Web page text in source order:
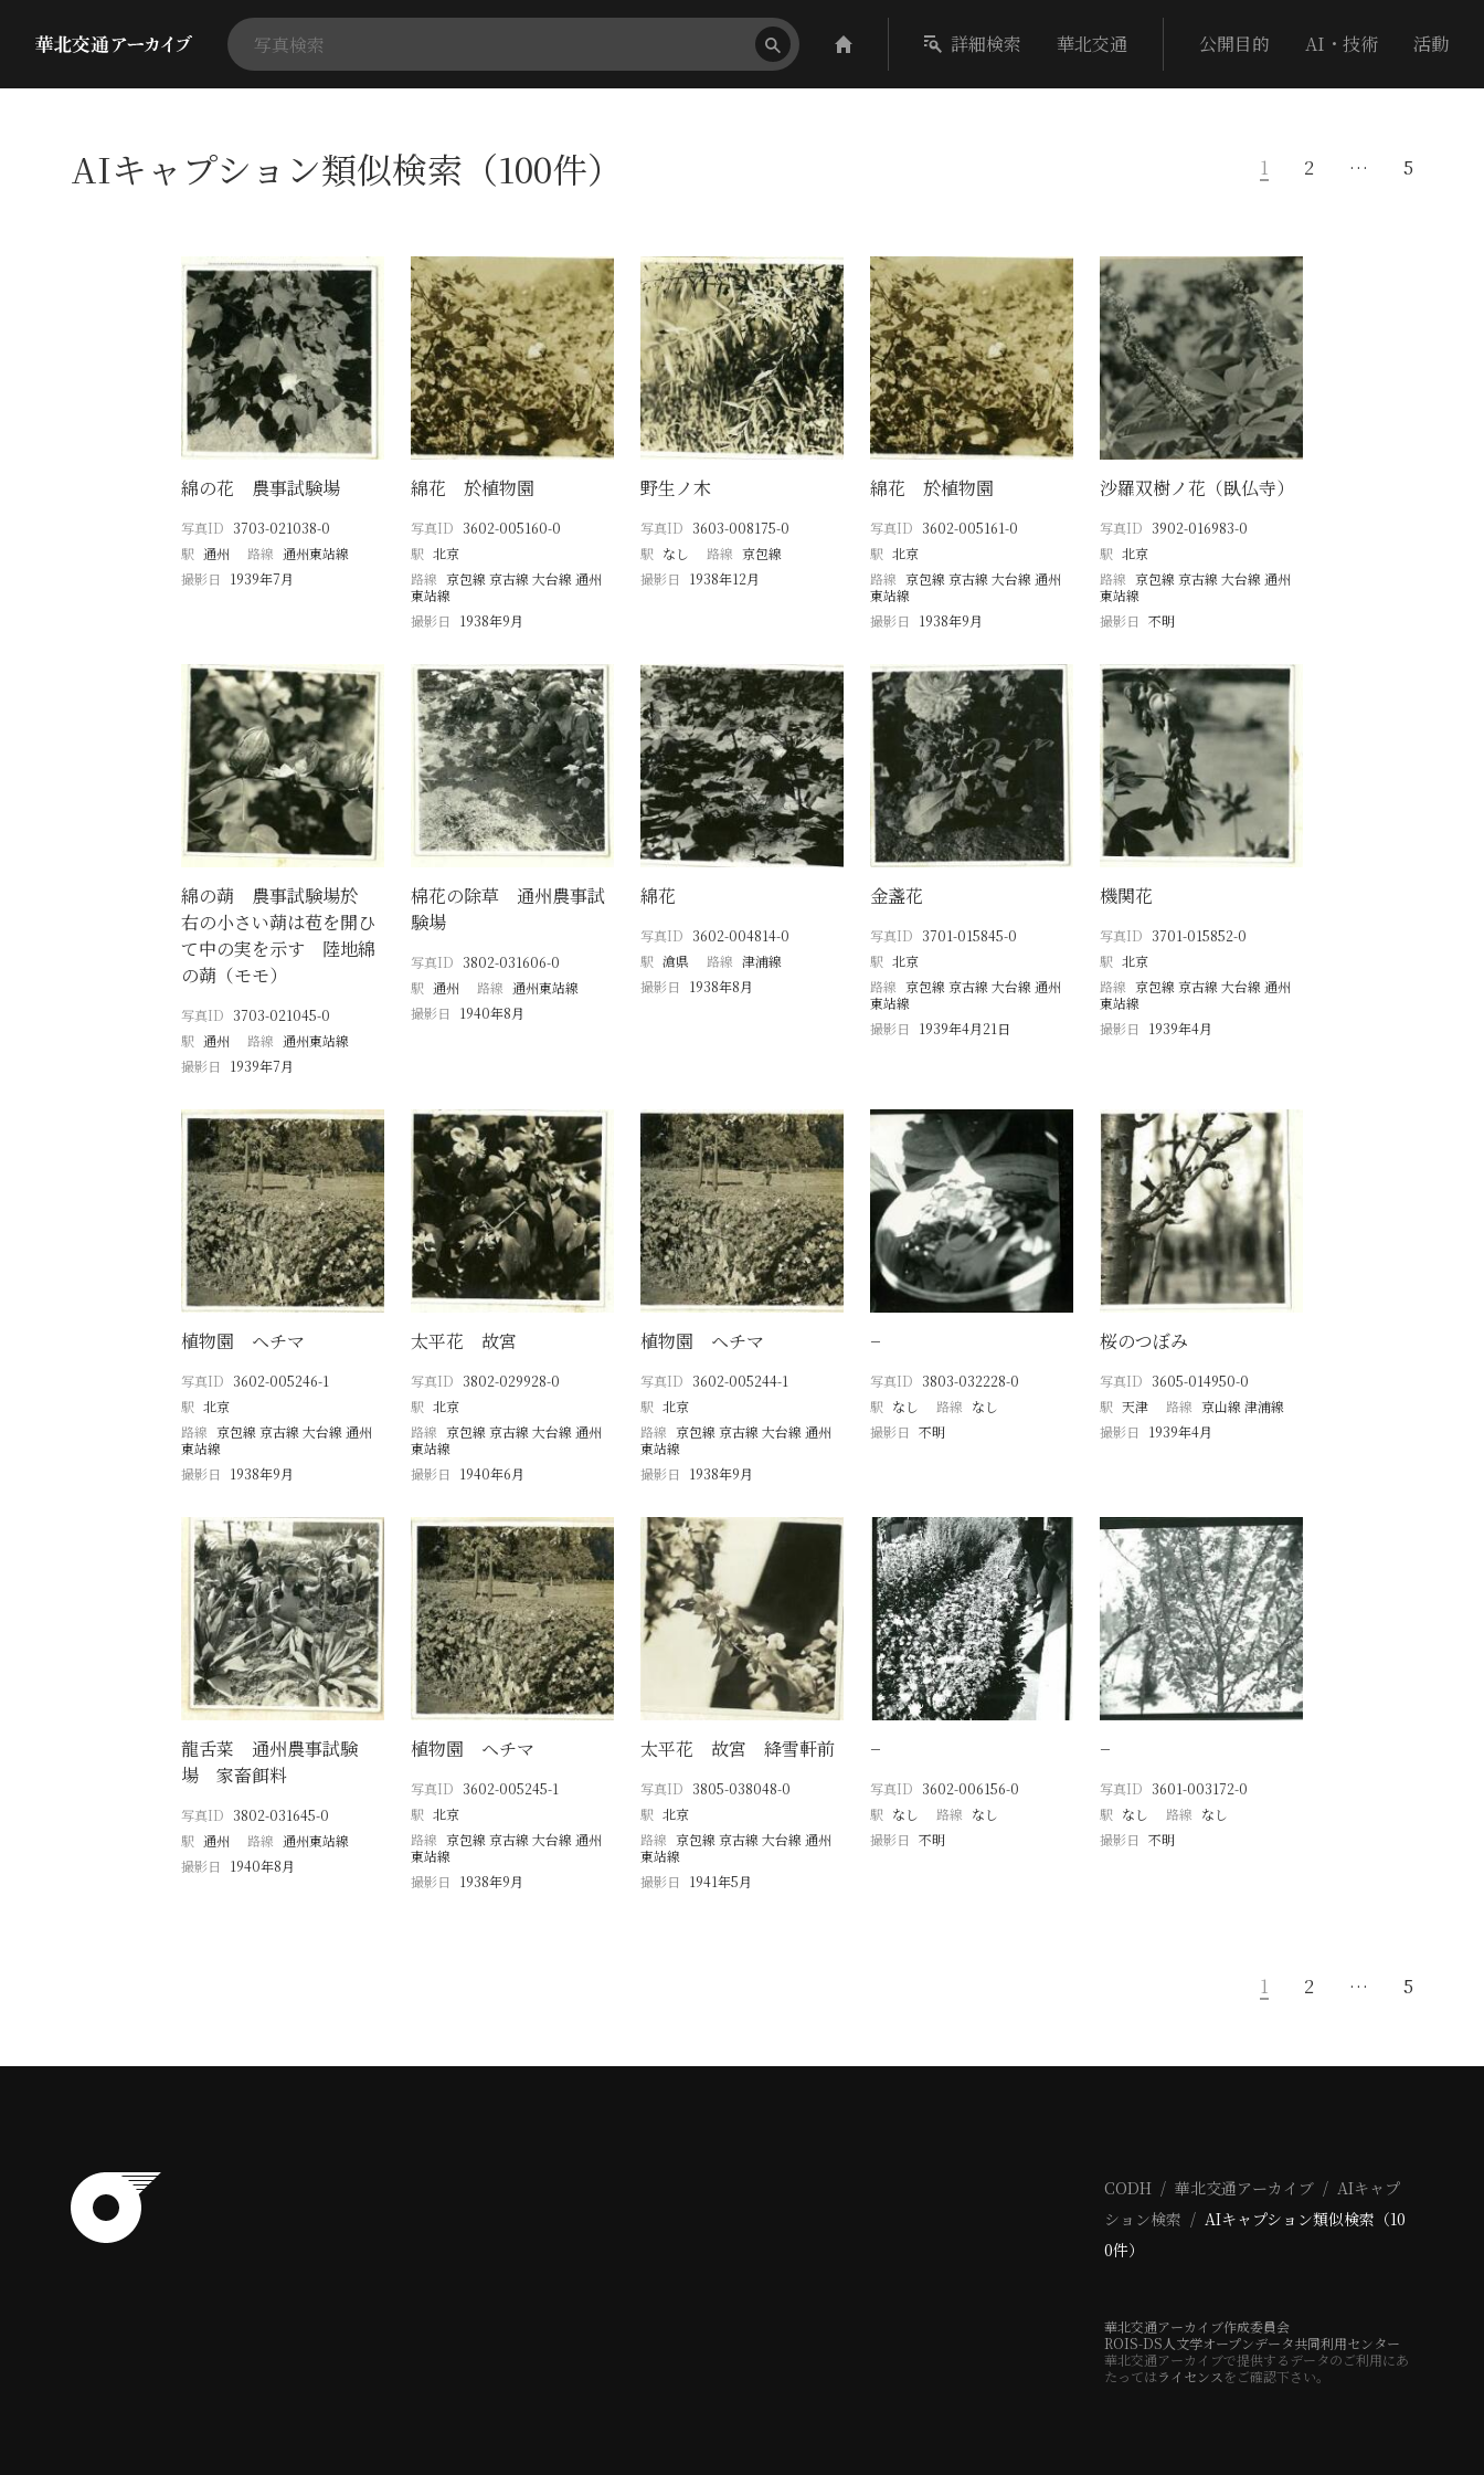
詳細検索 華北交通 公開目的 AI・技術 活動
AIキャプション類似検索（100件） 1 2 … 5
綿の花 農事試験場
写真ID 3703-021038-0
駅 通州 路線 通州東站線
撮影日
1939年7月
綿花 於植物園
写真ID 3602-005160-0
駅 北京
路線 京包線 京古線 大台線 通州
東站線
撮影日
1938年9月
野生ノ木
写真ID 3603-008175-0
駅 なし 路線 京包線
撮影日
1938年12月
綿花 於植物園
写真ID 3602-005161-0
駅 北京
路線 京包線 京古線 大台線 通州
東站線
撮影日
1938年9月
沙羅双樹ノ花（臥仏寺）
写真ID 3902-016983-0
駅 北京
路線 京包線 京古線 大台線 通州
東站線
撮影日 不明
綿の蒴 農事試験場於
右の小さい蒴は苞を開ひ
て中の実を示す 陸地綿
の蒴（モモ）
写真ID 3703-021045-0
駅 通州 路線 通州東站線
撮影日
1939年7月
棉花の除草 通州農事試
験場
写真ID 3802-031606-0
駅 通州 路線 通州東站線
撮影日
1940年8月
綿花
写真ID 3602-004814-0
駅 滄県 路線 津浦線
撮影日
1938年8月
金盞花
写真ID 3701-015845-0
駅 北京
路線 京包線 京古線 大台線 通州
東站線
撮影日
1939年4月21日
機関花
写真ID 3701-015852-0
駅 北京
路線 京包線 京古線 大台線 通州
東站線
撮影日
1939年4月
植物園 ヘチマ
写真ID 3602-005246-1
駅 北京
路線 京包線 京古線 大台線 通州
東站線
撮影日
1938年9月
太平花 故宮
写真ID 3802-029928-0
駅 北京
路線 京包線 京古線 大台線 通州
東站線
撮影日
1940年6月
植物園 ヘチマ
写真ID 3602-005244-1
駅 北京
路線 京包線 京古線 大台線 通州
東站線
撮影日
1938年9月
−
写真ID 3803-032228-0
駅 なし 路線 なし
撮影日 不明
桜のつぼみ
写真ID 3605-014950-0
駅 天津 路線 京山線 津浦線
撮影日
1939年4月
龍舌菜 通州農事試験
場 家畜餌料
写真ID 3802-031645-0
駅 通州 路線 通州東站線
撮影日
1940年8月
植物園 ヘチマ
写真ID 3602-005245-1
駅 北京
路線 京包線 京古線 大台線 通州
東站線
撮影日
1938年9月
太平花 故宮 絳雪軒前
写真ID 3805-038048-0
駅 北京
路線 京包線 京古線 大台線 通州
東站線
撮影日
1941年5月
−
写真ID 3602-006156-0
駅 なし 路線 なし
撮影日 不明
−
写真ID 3601-003172-0
駅 なし 路線 なし
撮影日 不明
1 2 … 5
CODH 華北交通アーカイブ
AIキャプ
ション検索
AIキャプション類似検索（10
0件）
華北交通アーカイブ作成委員会
ROIS-DS人文学オープンデータ共同利用センター
華北交通アーカイブで提供するデータのご利用にあ
たってはライセンス をご確認下さい。